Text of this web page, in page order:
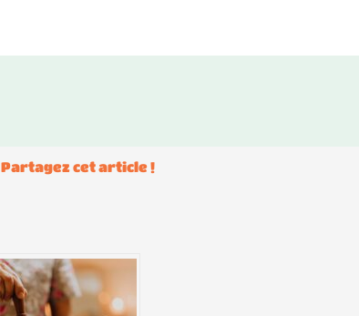
Partagez cet article !